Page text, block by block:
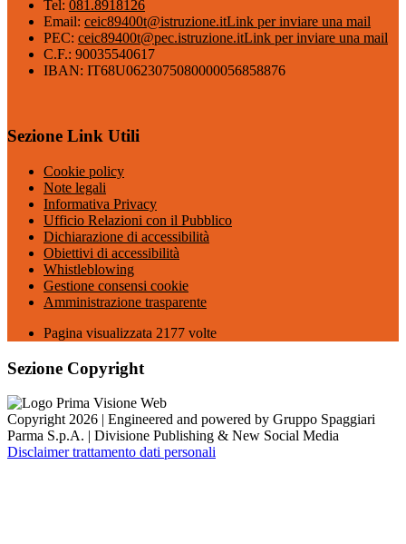
Tel: 081.8918126
Email: ceic89400t@istruzione.itLink per inviare una mail
PEC: ceic89400t@pec.istruzione.itLink per inviare una mail
C.F.: 90035540617
IBAN: IT68U0623075080000056858876
Sezione Link Utili
Cookie policy
Note legali
Informativa Privacy
Ufficio Relazioni con il Pubblico
Dichiarazione di accessibilità
Obiettivi di accessibilità
Whistleblowing
Gestione consensi cookie
Amministrazione trasparente
Pagina visualizzata 2177 volte
Sezione Copyright
Copyright 2026 | Engineered and powered by Gruppo Spaggiari
Parma S.p.A. | Divisione Publishing & New Social Media
Disclaimer trattamento dati personali